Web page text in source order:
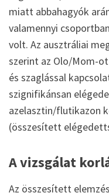
miatt abbahagyók
valamennyi
volt. Az ausztráliai
szerint az Olo/Mom-
és szaglással
szignifikánsan
azelasztin/flutikazon
(összesített
A vizsgálat
Az összesített